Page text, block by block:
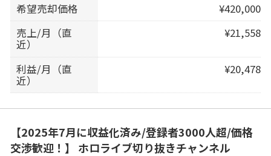
希望売却価格
¥420,000
売上/月（直
近）
¥21,558
利益/月（直
近）
¥20,478
【2025年7月に収益化済み/登録者3000人超/価格
交渉歓迎！】 ホロライブ切り抜きチャンネル